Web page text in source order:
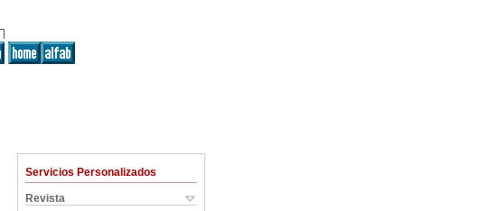
Servicios Personalizados
Revista